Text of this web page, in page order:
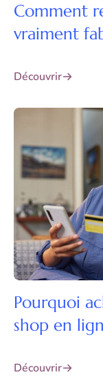
Comment
vraiment
Découvrir
Pourquoi
shop en
Découvrir